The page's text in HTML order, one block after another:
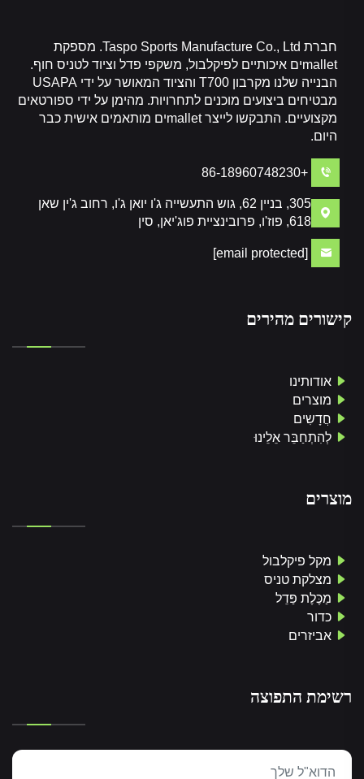
חברת Taspo Sports Manufacture Co., Ltd. מספקת
malletים איכותיים לפיקלבול, משקפי פדל וציוד לטניס חוף.
הבנייה שלנו מקרבון T700 והציוד המאושר על ידי USAPA
מבטיחים ביצועים מוכנים לתחרויות. מהימן על ידי ספורטאים
מקצועיים. התבקשו לייצר malletים מותאמים אישית כבר
היום.
+86-18960748230
305, בניין 62, גוש התעשייה ג'ו יואן ג'ו, רחוב ג'ין שאן
618, פוז'ו, פרובינציית פוג'יאן, סין
[email protected]
קישורים מהירים
אודותינו
מוצרים
חֲדָשִים
לְהִתְחַבֵּר אֵלֵינוּ
מוצרים
מקל פיקלבול
מצלקת טניס
מַכֶּלֶת פַּדֵל
כדור
אביזרים
רשימת התפוצה